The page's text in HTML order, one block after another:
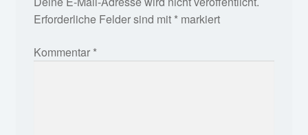
Erforderliche Felder sind mit *markiert
Kommentar *